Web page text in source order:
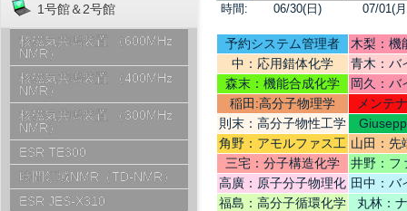
1号館＆2号館
核磁気共鳴装置 （600MHz
NMR）
核磁気共鳴装置 （400MHz
NMR）
核磁気共鳴装置 （300MHz
NMR）
ESR TE300
時間領域NMR（TD-NMR）
ESR JES-X310
時間: 06/30(日) 07/01(
予約システム管理者
木梨：機
中：応用錯体化学
青木：バ
テリ
森末：機能合成化学
岡久：バ
稲田:高分子物理学
メンテ
則末：高分子物性工学
角野：アモルファス工
学
山田：先
機
三宅：分子構造化学
井野：フ
高廣：原子分子物理化
学
田中：バ
福島：高分子循環化学
丸林：